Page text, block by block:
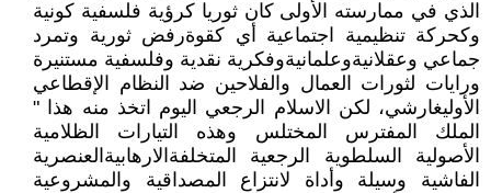
الذي في ممارسته الأولى كان ثوريا كرؤية فلسفية كونية
وكحركة تنظيمية اجتماعية أي كقوةرفض ثورية وتمرد
جماعي وعقلانيةوعلمانيةوفكرية نقدية وفلسفية مستنيرة
ورايات لثورات العمال والفلاحين ضد النظام الإقطاعي
الأوليغارشي، لكن الاسلام الرجعي اليوم اتخذ منه هذا "
الملك المفترس المختلس وهذه التيارات الظلامية
الأصولية السلطوية الرجعية المتخلفةالارهابيةالعنصرية
الفاشية وسيلة وأداة لانتزاع المصداقية والمشروعية